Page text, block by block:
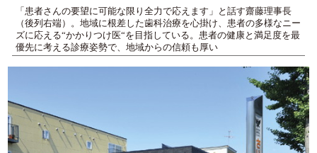
「患者さんの要望に可能な限り全力で応えます」と話す齋藤理事長
（後列右端）。地域に根差した歯科治療を心掛け、患者の多様なニー
ズに応える“かかりつけ医“を目指している。患者の健康と満足度を最
優先に考える診療姿勢で、地域からの信頼も厚い